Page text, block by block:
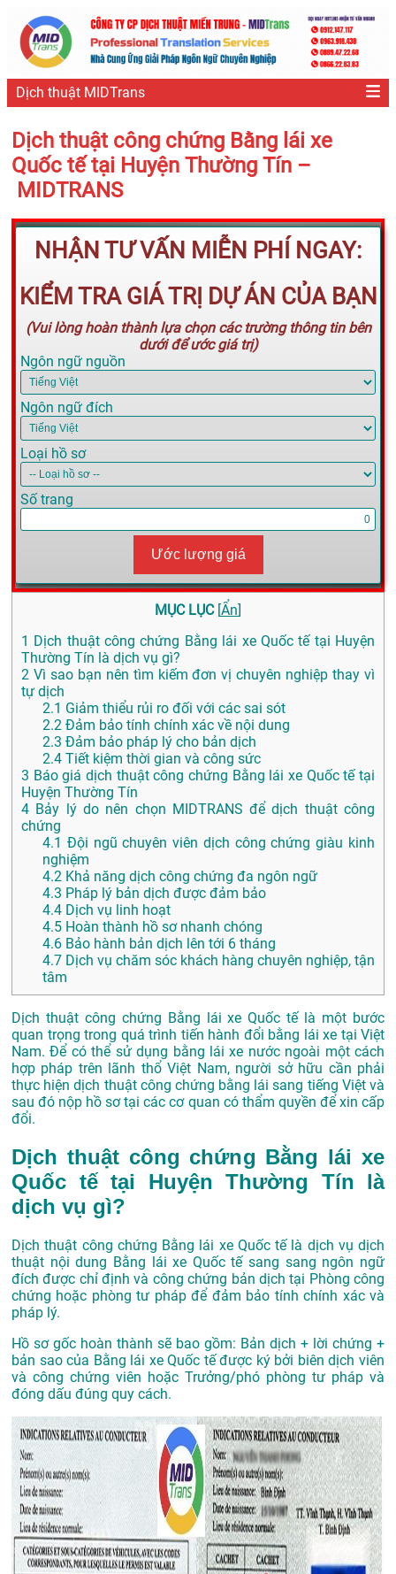
Dịch thuật MIDTrans
Dịch thuật công chứng Bằng lái xe
Quốc tế tại Huyện Thường Tín –
MIDTRANS
NHẬN TƯ VẤN MIỄN PHÍ NGAY:
KIỂM TRA GIÁ TRỊ DỰ ÁN CỦA BẠN
(Vui lòng hoàn thành lựa chọn các trường thông tin bên
dưới để ước giá trị)
Ngôn ngữ nguồn
Ngôn ngữ đích
Loại hồ sơ
Số trang
Ước lượng giá
MỤC LỤC [Ẩn]
1 Dịch thuật công chứng Bằng lái xe Quốc tế tại Huyện
Thường Tín là dịch vụ gì?
2 Vì sao bạn nên tìm kiếm đơn vị chuyên nghiệp thay vì
tự dịch
2.1 Giảm thiểu rủi ro đối với các sai sót
2.2 Đảm bảo tính chính xác về nội dung
2.3 Đảm bảo pháp lý cho bản dịch
2.4 Tiết kiệm thời gian và công sức
3 Báo giá dịch thuật công chứng Bằng lái xe Quốc tế tại
Huyện Thường Tín
4 Bảy lý do nên chọn MIDTRANS để dịch thuật công
chứng
4.1 Đội ngũ chuyên viên dịch công chứng giàu kinh
nghiệm
4.2 Khả năng dịch công chứng đa ngôn ngữ
4.3 Pháp lý bản dịch được đảm bảo
4.4 Dịch vụ linh hoạt
4.5 Hoàn thành hồ sơ nhanh chóng
4.6 Bảo hành bản dịch lên tới 6 tháng
4.7 Dịch vụ chăm sóc khách hàng chuyên nghiệp, tận
tâm
Dịch thuật công chứng Bằng lái xe Quốc tế là một bước
quan trọng trong quá trình tiến hành đổi bằng lái xe tại Việt
Nam. Để có thể sử dụng bằng lái xe nước ngoài một cách
hợp pháp trên lãnh thổ Việt Nam, người sở hữu cần phải
thực hiện dịch thuật công chứng bằng lái sang tiếng Việt và
sau đó nộp hồ sơ tại các cơ quan có thẩm quyền để xin cấp
đổi.
Dịch thuật công chứng Bằng lái xe
Quốc tế tại Huyện Thường Tín là
dịch vụ gì?
Dịch thuật công chứng Bằng lái xe Quốc tế là dịch vụ dịch
thuật nội dung Bằng lái xe Quốc tế sang sang ngôn ngữ
đích được chỉ định và công chứng bản dịch tại Phòng công
chứng hoặc phòng tư pháp để đảm bảo tính chính xác và
pháp lý.
Hồ sơ gốc hoàn thành sẽ bao gồm: Bản dịch + lời chứng +
bản sao của Bằng lái xe Quốc tế được ký bởi biên dịch viên
và công chứng viên hoặc Trưởng/phó phòng tư pháp và
đóng dấu đúng quy cách.